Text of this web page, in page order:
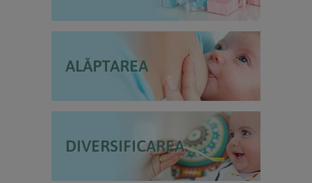
ALĂPTAREA
DIVERSIFICAREA